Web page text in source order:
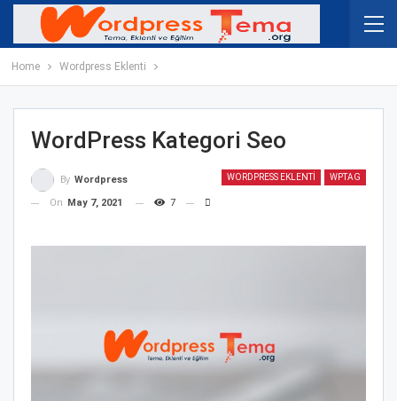
Home Wordpress Eklenti
WordPress Kategori Seo
WORDPRESS EKLENTI WPTAG
By Wordpress
On
May 7, 2021 7